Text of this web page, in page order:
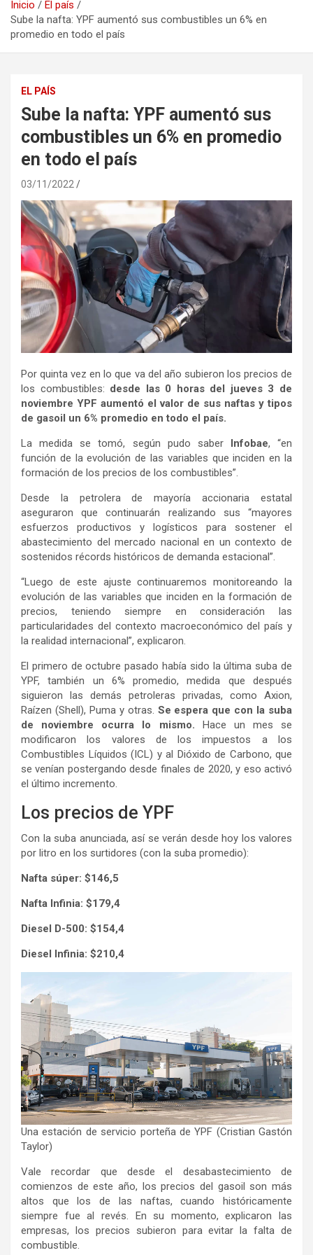
Inicio
El país
Sube la nafta: YPF aumentó sus combustibles un 6% en
promedio en todo el país
EL PAÍS
Sube la nafta: YPF aumentó sus
combustibles un 6% en promedio
en todo el país
03/11/2022
Por quinta vez en lo que va del año subieron los precios de
los combustibles: desde las 0 horas del jueves 3 de
noviembre YPF aumentó el valor de sus naftas y tipos
de gasoil un 6% promedio en todo el país.
La medida se tomó, según pudo saber Infobae, “en
función de la evolución de las variables que inciden en la
formación de los precios de los combustibles”.
Desde la petrolera de mayoría accionaria estatal
aseguraron que continuarán realizando sus “mayores
esfuerzos productivos y logísticos para sostener el
abastecimiento del mercado nacional en un contexto de
sostenidos récords históricos de demanda estacional”.
“Luego de este ajuste continuaremos monitoreando la
evolución de las variables que inciden en la formación de
precios, teniendo siempre en consideración las
particularidades del contexto macroeconómico del país y
la realidad internacional”, explicaron.
El primero de octubre pasado había sido la última suba de
YPF, también un 6% promedio, medida que después
siguieron las demás petroleras privadas, como Axion,
Raízen (Shell), Puma y otras. Se espera que con la suba
de noviembre ocurra lo mismo. Hace un mes se
modificaron los valores de los impuestos a los
Combustibles Líquidos (ICL) y al Dióxido de Carbono, que
se venían postergando desde finales de 2020, y eso activó
el último incremento.
Los precios de YPF
Con la suba anunciada, así se verán desde hoy los valores
por litro en los surtidores (con la suba promedio):
Nafta súper: $146,5
Nafta Infinia: $179,4
Diesel D-500: $154,4
Diesel Infinia: $210,4
Una estación de servicio porteña de YPF (Cristian Gastón
Taylor)
Vale recordar que desde el desabastecimiento de
comienzos de este año, los precios del gasoil son más
altos que los de las naftas, cuando históricamente
siempre fue al revés. En su momento, explicaron las
empresas, los precios subieron para evitar la falta de
combustible.